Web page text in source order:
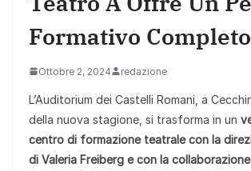
Formativo Completo
Ottobre 2, 2024 redazione
L’Auditorium dei Castelli Romani, a
della nuova stagione, si trasforma in un
centro di formazione teatrale con la
di Valeria Freiberg e con la